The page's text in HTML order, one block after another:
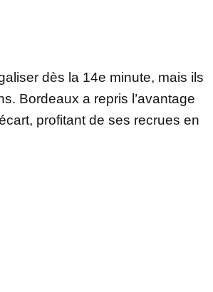
dès la 14e minute, mais ils
Bordeaux a repris l’avantage
profitant de ses recrues en